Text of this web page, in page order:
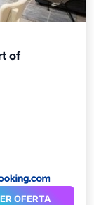
of
OFERTA